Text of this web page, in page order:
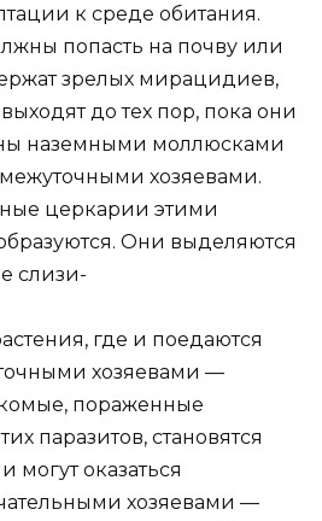
к среде обитания.
попасть на почву или
зрелых мирацидиев,
до тех пор, пока они
наземными моллюсками
хозяевами.
церкарии этими
Они выделяются
слизи-
где и поедаются
хозяевами —
пораженные
паразитов, становятся
оказаться
хозяевами —